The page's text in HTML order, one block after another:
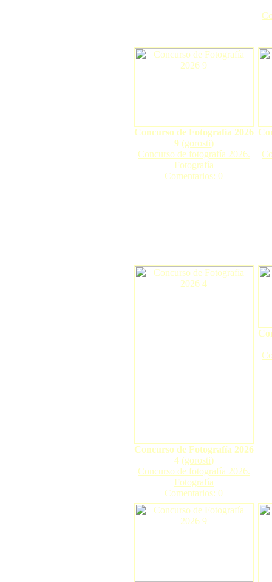
Concurso de Fotografía 2026
9 (gorosti)
Concurso de fotografía 2026.
Fotografía
Comentarios: 0
Concurso de Fotografía 2026
4 (gorosti)
Concurso de fotografía 2026.
Fotografía
Comentarios: 0